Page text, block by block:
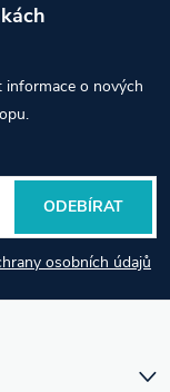
informace o nových
osobních údajů
ODEBÍRAT